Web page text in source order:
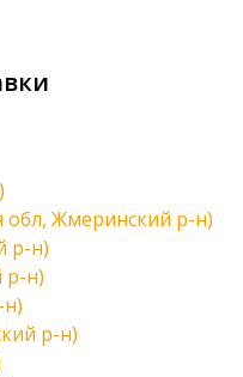
обл, Жмеринский р-н)
р-н)
р-н)
р-н)